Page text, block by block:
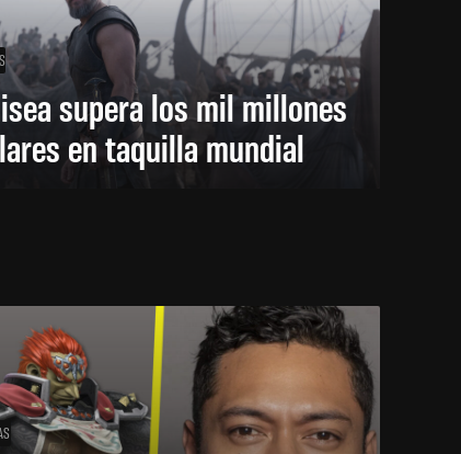
supera los mil millones
en taquilla mundial